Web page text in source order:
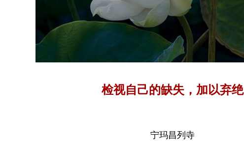
检视自己的缺失，加以弃绝
宁玛昌列寺